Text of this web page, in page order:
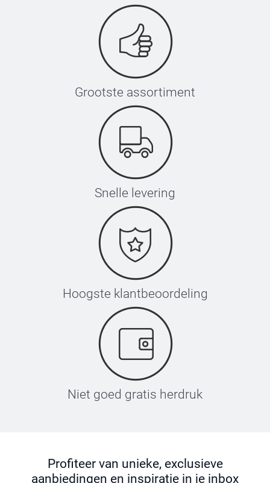
Grootste assortiment
Snelle levering
Hoogste klantbeoordeling
Niet goed gratis herdruk
Profiteer van unieke, exclusieve
aanbiedingen en inspiratie in je inbox